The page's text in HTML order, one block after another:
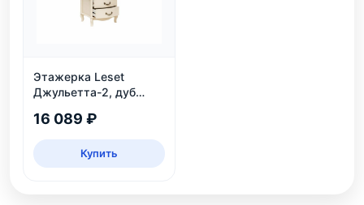
Этажерка Leset
Джульетта-2, дуб
16 089 ₽
Купить